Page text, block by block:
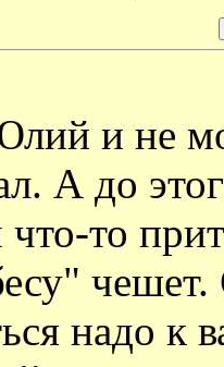
и не
А до
что-то
чешет.
надо к